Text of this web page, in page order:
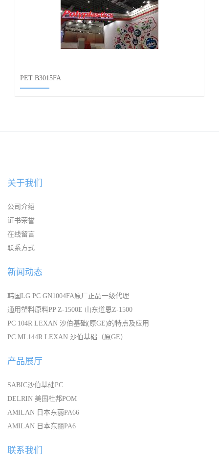
PET B3015FA
关于我们
公司介绍
证书荣誉
在线留言
联系方式
新闻动态
韩国LG PC GN1004FA原厂正品一级代理
通用塑料原料PP Z-1500E 山东道恩Z-1500
PC 104R LEXAN 沙伯基础(原GE)的特点及应用
PC ML144R LEXAN 沙伯基础（原GE）
产品展厅
SABIC沙伯基础PC
DELRIN 美国杜邦POM
AMILAN 日本东丽PA66
AMILAN 日本东丽PA6
联系我们